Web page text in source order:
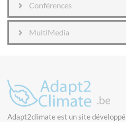
Conférences
MultiMedia
Adapt2climate est un site